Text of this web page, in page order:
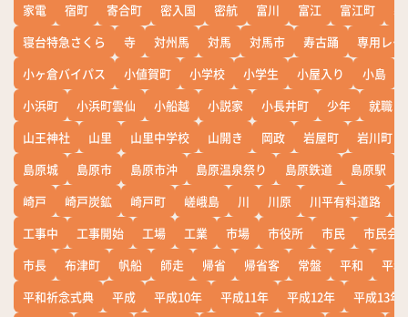
家電
宿町 寄合町 密入国 密航 富川 富江 富江町
寝台特急さくら
寺 対州馬 対馬 対馬市 寿古踊
専用レー
小ヶ倉バイパス
小値賀町 小学校 小学生 小屋入り 小島
小浜町
小浜町雲仙 小船越 小説家 小長井町 少年
就職
山王神社
山里 山里中学校 山開き 岡政 岩屋町
岩川町
島原城
島原市 島原市沖 島原温泉祭り 島原鉄道 島原駅
崎戸
崎戸炭鉱 崎戸町 嵯峨島 川 川原 川平有料道路
工事中
工事開始 工場 工業 市場 市役所 市民
市民会
市長
布津町 帆船 師走 帰省 帰省客 常盤 平和
平
平和祈念式典
平成 平成10年 平成11年 平成12年 平成13年